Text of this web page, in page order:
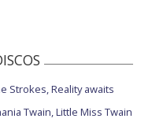
Strokes, Reality awaits
Twain, Little Miss Twain